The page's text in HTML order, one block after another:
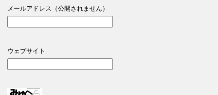
メールアドレス（公開されません）
ウェブサイト